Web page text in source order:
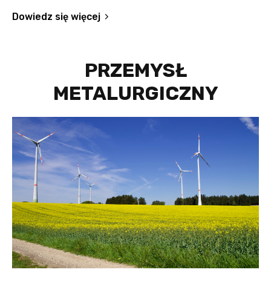
Dowiedz się więcej
PRZEMYSŁ
METALURGICZNY